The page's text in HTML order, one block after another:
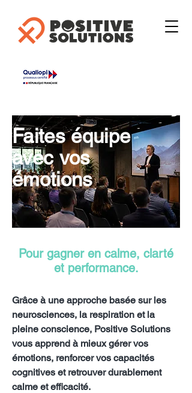
Faites équipe
avec vos
émotions
Pour gagner en calme, clarté
et performance.
Grâce à une approche basée sur les
neurosciences, la respiration et la
pleine conscience, Positive Solutions
vous apprend à mieux gérer vos
émotions, renforcer vos capacités
cognitives et retrouver durablement
calme et efficacité.